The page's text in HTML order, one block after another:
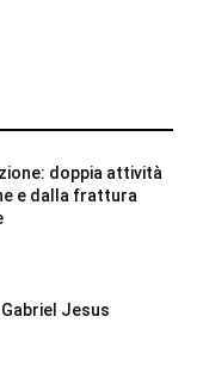
doppia attività
e dalla frattura
Gabriel Jesus